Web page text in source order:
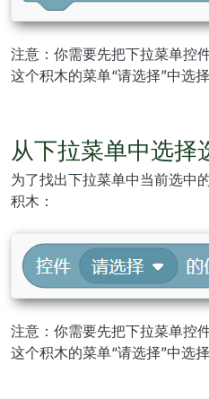
注意：你需要先把下拉菜单控
这个积木的菜单“请选择”中选
从下拉菜单中选择
为了找出下拉菜单中当前选中
积木：
注意：你需要先把下拉菜单控
这个积木的菜单“请选择”中选